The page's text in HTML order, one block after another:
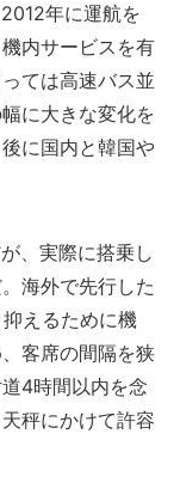
年に運航を
内サービスを有
ては高速バス並
に大きな変化を
に国内と韓国や
、実際に搭乗し
海外で先行した
えるために機
客席の間隔を狭
4時間以内を念
秤にかけて許容